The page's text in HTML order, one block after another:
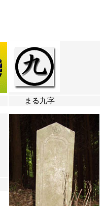
まる九字